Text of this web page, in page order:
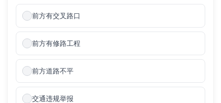
前方有交叉路口
前方有修路工程
前方道路不平
交通违规举报